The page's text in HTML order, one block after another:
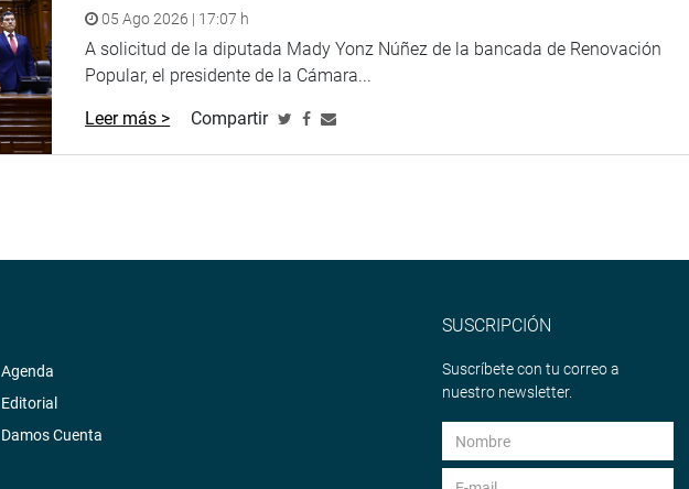
05 Ago 2026 | 17:07 h
A solicitud de la diputada Mady Yonz Núñez de la bancada de Renovación
Popular, el presidente de la Cámara...
Leer más > Compartir
Agenda
Editorial
Damos Cuenta
SUSCRIPCIÓN
Suscríbete con tu correo a
nuestro newsletter.